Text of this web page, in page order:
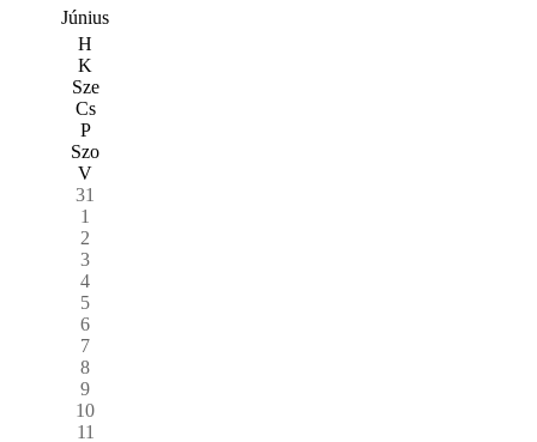
Június
H
K
Sze
Cs
P
Szo
V
31
1
2
3
4
5
6
7
8
9
10
11